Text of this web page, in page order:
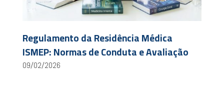
Regulamento da Residência Médica
ISMEP: Normas de Conduta e Avaliação
09/02/2026